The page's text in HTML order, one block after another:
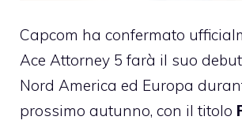
Capcom ha confermato
Ace Attorney 5 farà il suo
Nord America ed Europa
prossimo autunno, con il titolo